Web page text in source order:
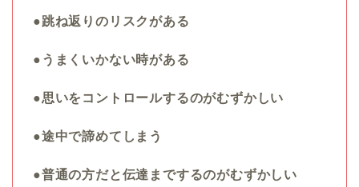
●跳ね返りのリスクがある
●うまくいかない時がある
●思いをコントロールするのがむずかしい
●途中で諦めてしまう
●普通の方だと伝達までするのがむずかしい